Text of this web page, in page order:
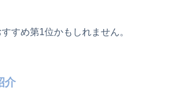
すめ第1位かもしれません。
介